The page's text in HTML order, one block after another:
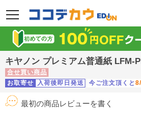
メニュー
キヤノン プレミアム普通紙 LFM-
合せ買い商品
お取寄せ
入荷後即日発送 今ご注文頂くと
最初の商品レビューを書く